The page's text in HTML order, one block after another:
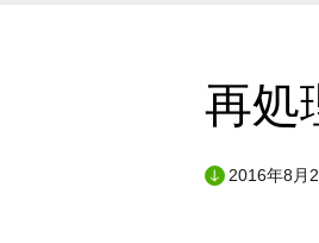
再処
2016年8月